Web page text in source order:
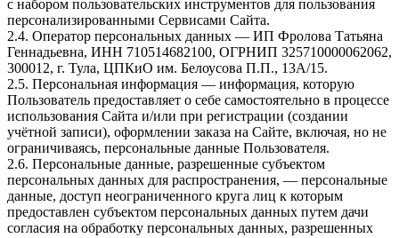
с набором пользовательских инструментов для пользования
персонализированными Сервисами Сайта.
2.4. Оператор персональных данных — ИП Фролова Татьяна
Геннадьевна, ИНН 710514682100, ОГРНИП 325710000062062,
300012, г. Тула, ЦПКиО им. Белоусова П.П., 13А/15.
2.5. Персональная информация — информация, которую
Пользователь предоставляет о себе самостоятельно в процессе
использования Сайта и/или при регистрации (создании
учётной записи), оформлении заказа на Сайте, включая, но не
ограничиваясь, персональные данные Пользователя.
2.6. Персональные данные, разрешенные субъектом
персональных данных для распространения, — персональные
данные, доступ неограниченного круга лиц к которым
предоставлен субъектом персональных данных путем дачи
согласия на обработку персональных данных, разрешенных